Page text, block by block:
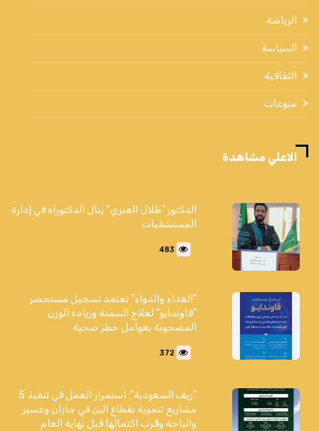
الرياضة
السياسة
الثقافية
منوعات
الاعلي مشاهدة
الدكتور "طلال العنزي" ينال الدكتوراه في إدارة
المستشفيات
483
"الغذاء والدواء" تعتمد تسجيل مستحضر
"فاوندايو" لعلاج السمنة وزيادة الوزن
المصحوبة بعوامل خطر صحية
372
"ريف السعودية": استمرار العمل في تنفيذ 5
مشاريع تنموية بقطاع البن في جازان وعسير
والباحة وقُرب اكتمالها قبل نهاية العام